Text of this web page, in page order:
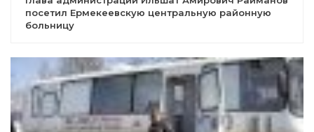
посетил Ермекеевскую центральную районную
больницу